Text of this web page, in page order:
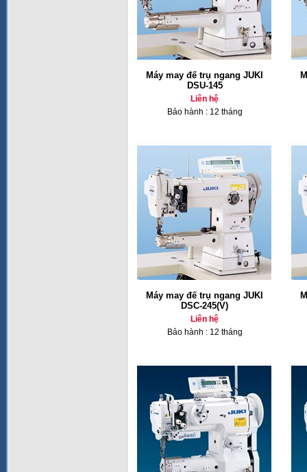
Máy may đế trụ ngang JUKI
DSU-145
Liên hệ
Bảo hành : 12 tháng
Máy may đế trụ ngang JUKI
DSC-245(V)
Liên hệ
Bảo hành : 12 tháng